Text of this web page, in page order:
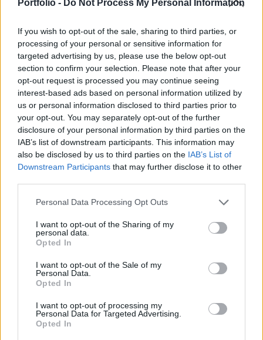
Portfolio - Do Not Process My Personal Information
If you wish to opt-out of the sale, sharing to third parties, or
processing of your personal or sensitive information for
targeted advertising by us, please use the below opt-out
section to confirm your selection. Please note that after your
opt-out request is processed you may continue seeing
interest-based ads based on personal information utilized by
us or personal information disclosed to third parties prior to
your opt-out. You may separately opt-out of the further
disclosure of your personal information by third parties on the
IAB’s list of downstream participants. This information may
also be disclosed by us to third parties on the IAB’s List of
Downstream Participants that may further disclose it to other
Personal Data Processing Opt Outs
I want to opt-out of the Sharing of my
personal data.
Opted In
I want to opt-out of the Sale of my
Personal Data.
Opted In
I want to opt-out of processing my
Personal Data for Targeted Advertising.
Opted In
RICHTERReal-time árfolyamInformációs panelA részvények
megvásárlására két nagy fix kötés (egy 37 275 és egy 149
099 darabos) keretében került sor fél tíz magasságában. A
társaság részvényei a nagy kötéseket követően
emelkedésbe kezdtek, azóta 2,1%-os emelkedés mutatkozik
a parketten. Persze azt is hozzá kell tenni, hogy a Richter
mellett a többi blue-chip is hasonló...
KEDVES OLVASÓNK!
A keresett cikk a portfolio.hu hírarchívumához
tartozik, melynek olvasása előfizetéses
Az előfizetés a következőket tartalmazza:
Kötéslisták: BÉT elmúlt 2 év napon belüli
kötéslistái
Előfizetés